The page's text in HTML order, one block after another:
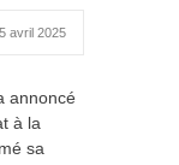
avril 2025
annoncé
à la
sa